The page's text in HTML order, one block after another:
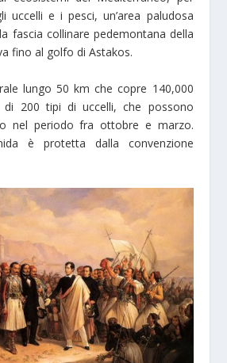
uccelli e i pesci, un’area paludosa
fascia collinare pedemontana della
fino al golfo di Astakos.
lungo 50 km che copre 140,000
200 tipi di uccelli, che possono
nel periodo fra ottobre e marzo.
è protetta dalla convenzione